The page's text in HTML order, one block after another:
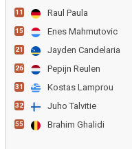
11 Raul Paula
15 Enes Mahmutovic
21 Jayden Candelaria
26 Pepijn Reulen
31 Kostas Lamprou
32 Juho Talvitie
55 Brahim Ghalidi